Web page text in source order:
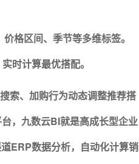
格区间、季节等多维标签。
时计算最优搭配。
索、加购行为动态调整推荐搭
，九数云BI就是高成长型企业
ERP数据分析，自动化计算销